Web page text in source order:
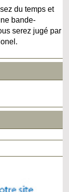
du temps et
bande-
serez jugé par